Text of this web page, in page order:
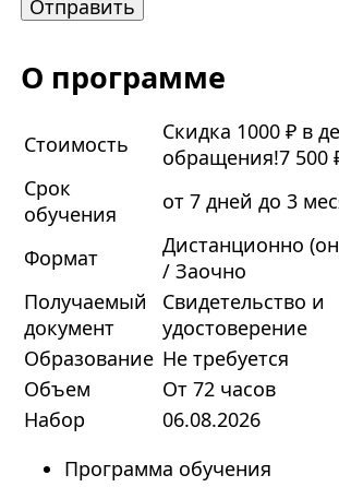
О программе
Стоимость
Скидка 1000 ₽ в
обращения!7 500
Срок
обучения
от 7 дней до 3
Формат
Дистанционно
/ Заочно
Получаемый
документ
Свидетельство и
удостоверение
Образование Не требуется
Объем
От 72 часов
Набор
06.08.2026
Программа обучения